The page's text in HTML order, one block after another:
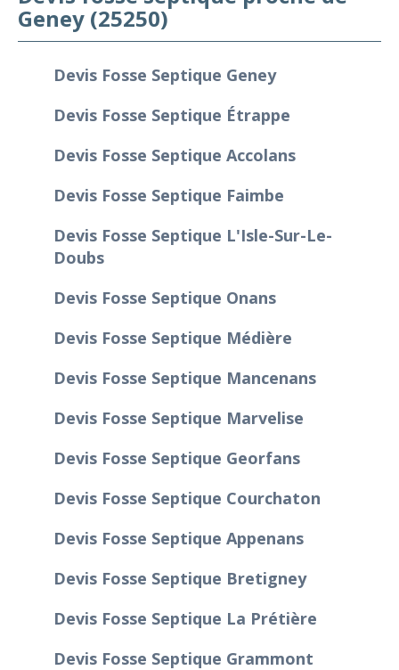
Geney (25250)
Devis Fosse Septique Geney
Devis Fosse Septique Étrappe
Devis Fosse Septique Accolans
Devis Fosse Septique Faimbe
Devis Fosse Septique L'Isle-Sur-Le-
Doubs
Devis Fosse Septique Onans
Devis Fosse Septique Médière
Devis Fosse Septique Mancenans
Devis Fosse Septique Marvelise
Devis Fosse Septique Georfans
Devis Fosse Septique Courchaton
Devis Fosse Septique Appenans
Devis Fosse Septique Bretigney
Devis Fosse Septique La Prétière
Devis Fosse Septique Grammont